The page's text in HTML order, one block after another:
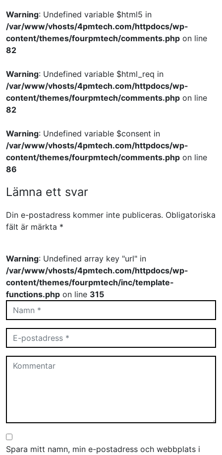
Warning: Undefined variable $html5 in
/var/www/vhosts/4pmtech.com/httpdocs/wp-
content/themes/fourpmtech/comments.php on line
82
Warning: Undefined variable $html_req in
/var/www/vhosts/4pmtech.com/httpdocs/wp-
content/themes/fourpmtech/comments.php on line
82
Warning: Undefined variable $consent in
/var/www/vhosts/4pmtech.com/httpdocs/wp-
content/themes/fourpmtech/comments.php on line
86
Lämna ett svar
Din e-postadress kommer inte publiceras. Obligatoriska
fält är märkta *
Warning: Undefined array key "url" in
/var/www/vhosts/4pmtech.com/httpdocs/wp-
content/themes/fourpmtech/inc/template-
functions.php on line 315
Spara mitt namn, min e-postadress och webbplats i